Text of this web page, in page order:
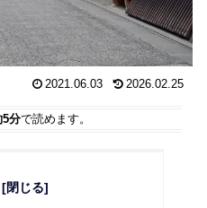
2021.06.03 2026.02.25
5分で読めます。